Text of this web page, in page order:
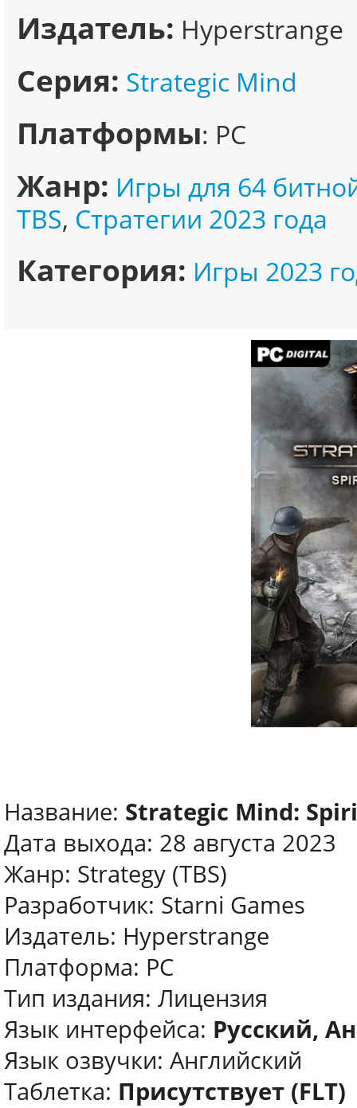
Издатель: Hyperstrange
Серия: Strategic Mind
Платформы: PC
Жанр: Игры для 64
TBS, Стратегии 2023 года
Категория: Игры 2023
Название: Strategic Mind:
Дата выхода: 28 августа 2023
Жанр: Strategy (TBS)
Разработчик: Starni Games
Издатель: Hyperstrange
Платформа: PC
Тип издания: Лицензия
Язык интерфейса: Русский,
Язык озвучки: Английский
Таблетка: Присутствует (FLT)